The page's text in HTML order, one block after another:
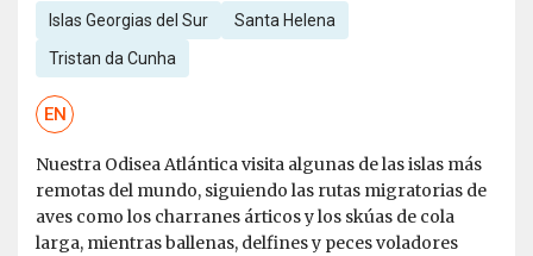
Islas Georgias del Sur Santa Helena
Tristan da Cunha
EN
Nuestra Odisea Atlántica visita algunas de las islas más
remotas del mundo, siguiendo las rutas migratorias de
aves como los charranes árticos y los skúas de cola
larga, mientras ballenas, delfines y peces voladores